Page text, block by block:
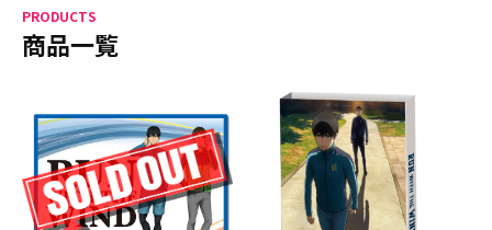
薬屋のひとりごと 夏の園遊会2026
アニメ『僕のヒーローアカデミア』10周年
ハイキュー!!ジャージ＆ユニフォーム
PRODUCTS
商品一覧